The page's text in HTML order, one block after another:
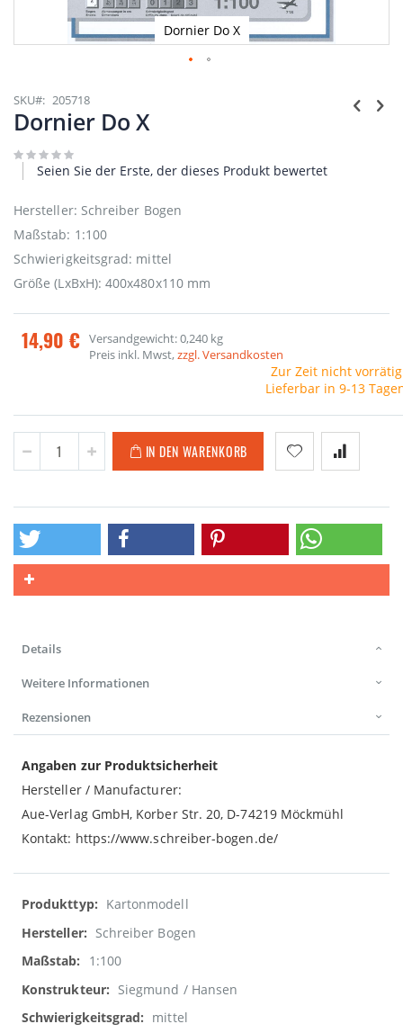
Dornier Do X
Anfang
der
Bildgalerie
SKU 205718
Dornier Do X
Seien Sie der Erste, der dieses Produkt bewertet
Hersteller: Schreiber Bogen
Maßstab: 1:100
Schwierigkeitsgrad: mittel
Größe (LxBxH): 400x480x110 mm
14,90 € Versandgewicht: 0,240 kg
Preis inkl. Mwst,zzgl. Versandkosten
Zur Zeit nicht
Lieferbar in 9-13
IN DEN WARENKORB
Details
Weitere Informationen
Rezensionen
Angaben zur Produktsicherheit
Hersteller / Manufacturer:
Aue-Verlag GmbH, Korber Str. 20, D-74219 Möckmühl
Kontakt: https://www.schreiber-bogen.de/
Weitere
Informationen
Kartonmodell
Schreiber Bogen
1:100
Siegmund / Hansen
mittel